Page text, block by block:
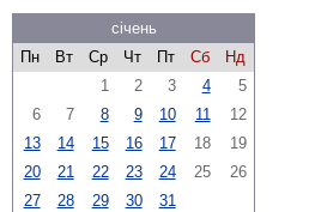
січень
Пн
Вт Ср Чт Пт Сб
Нд
1
2 3 4
5
6
7 8 9 10 11
12
13
14 15 16 17 18
19
20
21 22 23 24 25
26
27
28 29 30 31